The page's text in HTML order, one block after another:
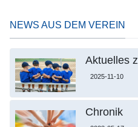
NEWS AUS DEM VEREIN
Aktuelles
2025-11-10
Chronik